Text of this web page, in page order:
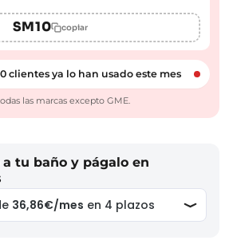
SM10 copiar
clientes ya lo han usado este mes
las marcas excepto GME.
tu baño y págalo en